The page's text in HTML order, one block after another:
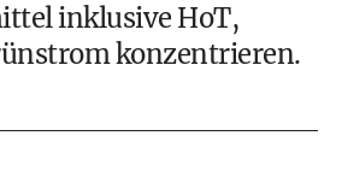
inklusive HoT,
konzentrieren.